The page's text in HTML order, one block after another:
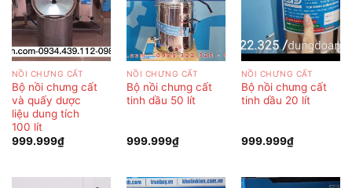
NỒI CHƯNG CẤT
Bộ nồi chưng cất
và quấy dược
liệu dung tích
100 lít
999.999₫
NỒI CHƯNG CẤT
Bộ nồi chưng cất
tinh dầu 50 lít
999.999₫
NỒI CHƯNG CẤT
Bộ nồi chưng cất
tinh dầu 20 lít
999.999₫